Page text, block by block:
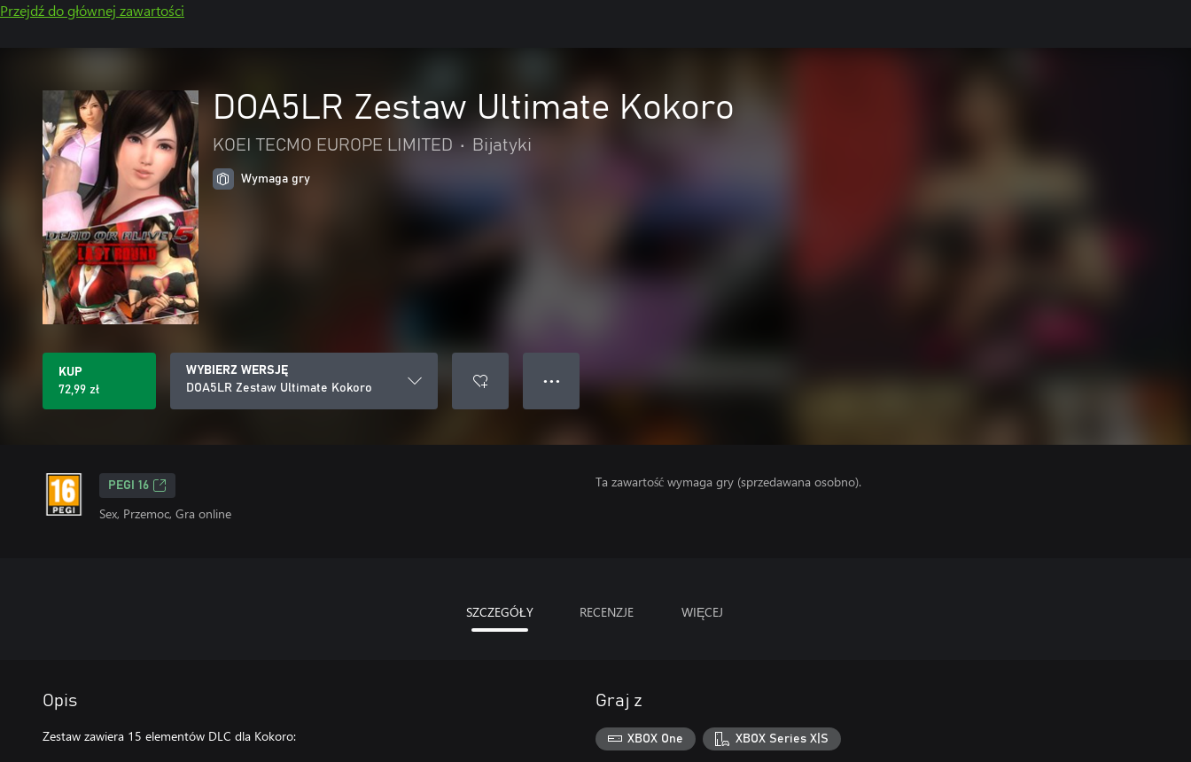
Przejdź do głównej zawartości
DOA5LR Zestaw Ultimate Kokoro
KOEI TECMO EUROPE LIMITED • Bijatyki
Wymaga gry
KUP
72,99 zł
WYBIERZ WERSJĘ
DOA5LR Zestaw Ultimate Kokoro
● ● ●
PEGI 16
Sex, Przemoc, Gra online
Ta zawartość wymaga gry (sprzedawana osobno).
SZCZEGÓŁY RECENZJE WIĘCEJ
Opis
Zestaw zawiera 15 elementów DLC dla Kokoro:
Graj z
XBOX One XBOX Series X|S